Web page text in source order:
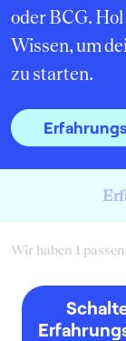
oder BCG.
Wissen, um
zu starten.
Wir haben 1